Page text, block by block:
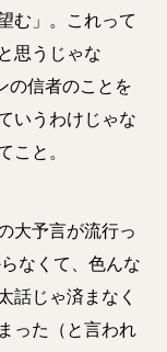
む」。これって
思うじゃな
の信者のことを
いうわけじゃな
こと。
大予言が流行っ
なくて、色んな
話じゃ済まなく
った（と言われ